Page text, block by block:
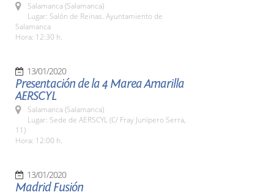
Salamanca (Salamanca)
Lugar: Salón de Reinas. Ayuntamiento de
Salamanca
Hora: 12:30 h.
13/01/2020
Presentación de la 4 Marea Amarilla
AERSCYL
Salamanca (Salamanca)
Lugar: Sede de AERSCYL (C/ Fray Junípero Serra,
11)
Hora: 12:00 h.
13/01/2020
Madrid Fusión